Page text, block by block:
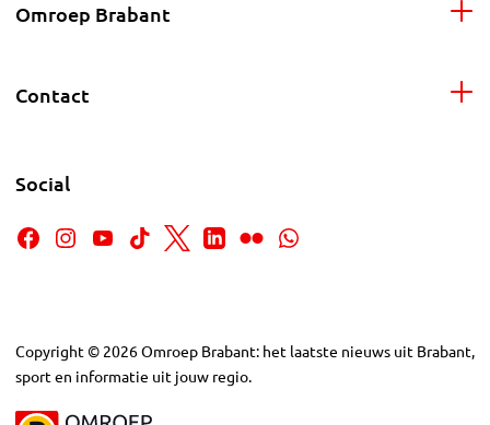
Omroep Brabant
Contact
Social
Copyright © 2026Omroep Brabant: het laatste nieuws uit Brabant,
sport en informatie uit jouw regio.